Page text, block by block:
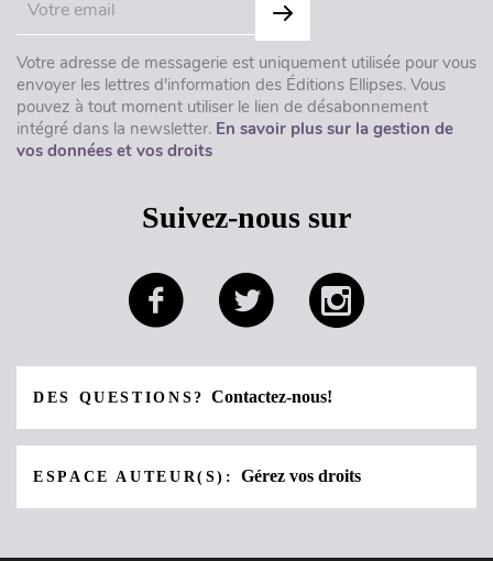
Votre adresse de messagerie est uniquement utilisée pour vous
envoyer les lettres d'information des Éditions Ellipses. Vous
pouvez à tout moment utiliser le lien de désabonnement
intégré dans la newsletter. En savoir plus sur la gestion de
vos données et vos droits
Suivez-nous sur
DES QUESTIONS?Contactez-nous!
ESPACE AUTEUR(S):Gérez vos droits